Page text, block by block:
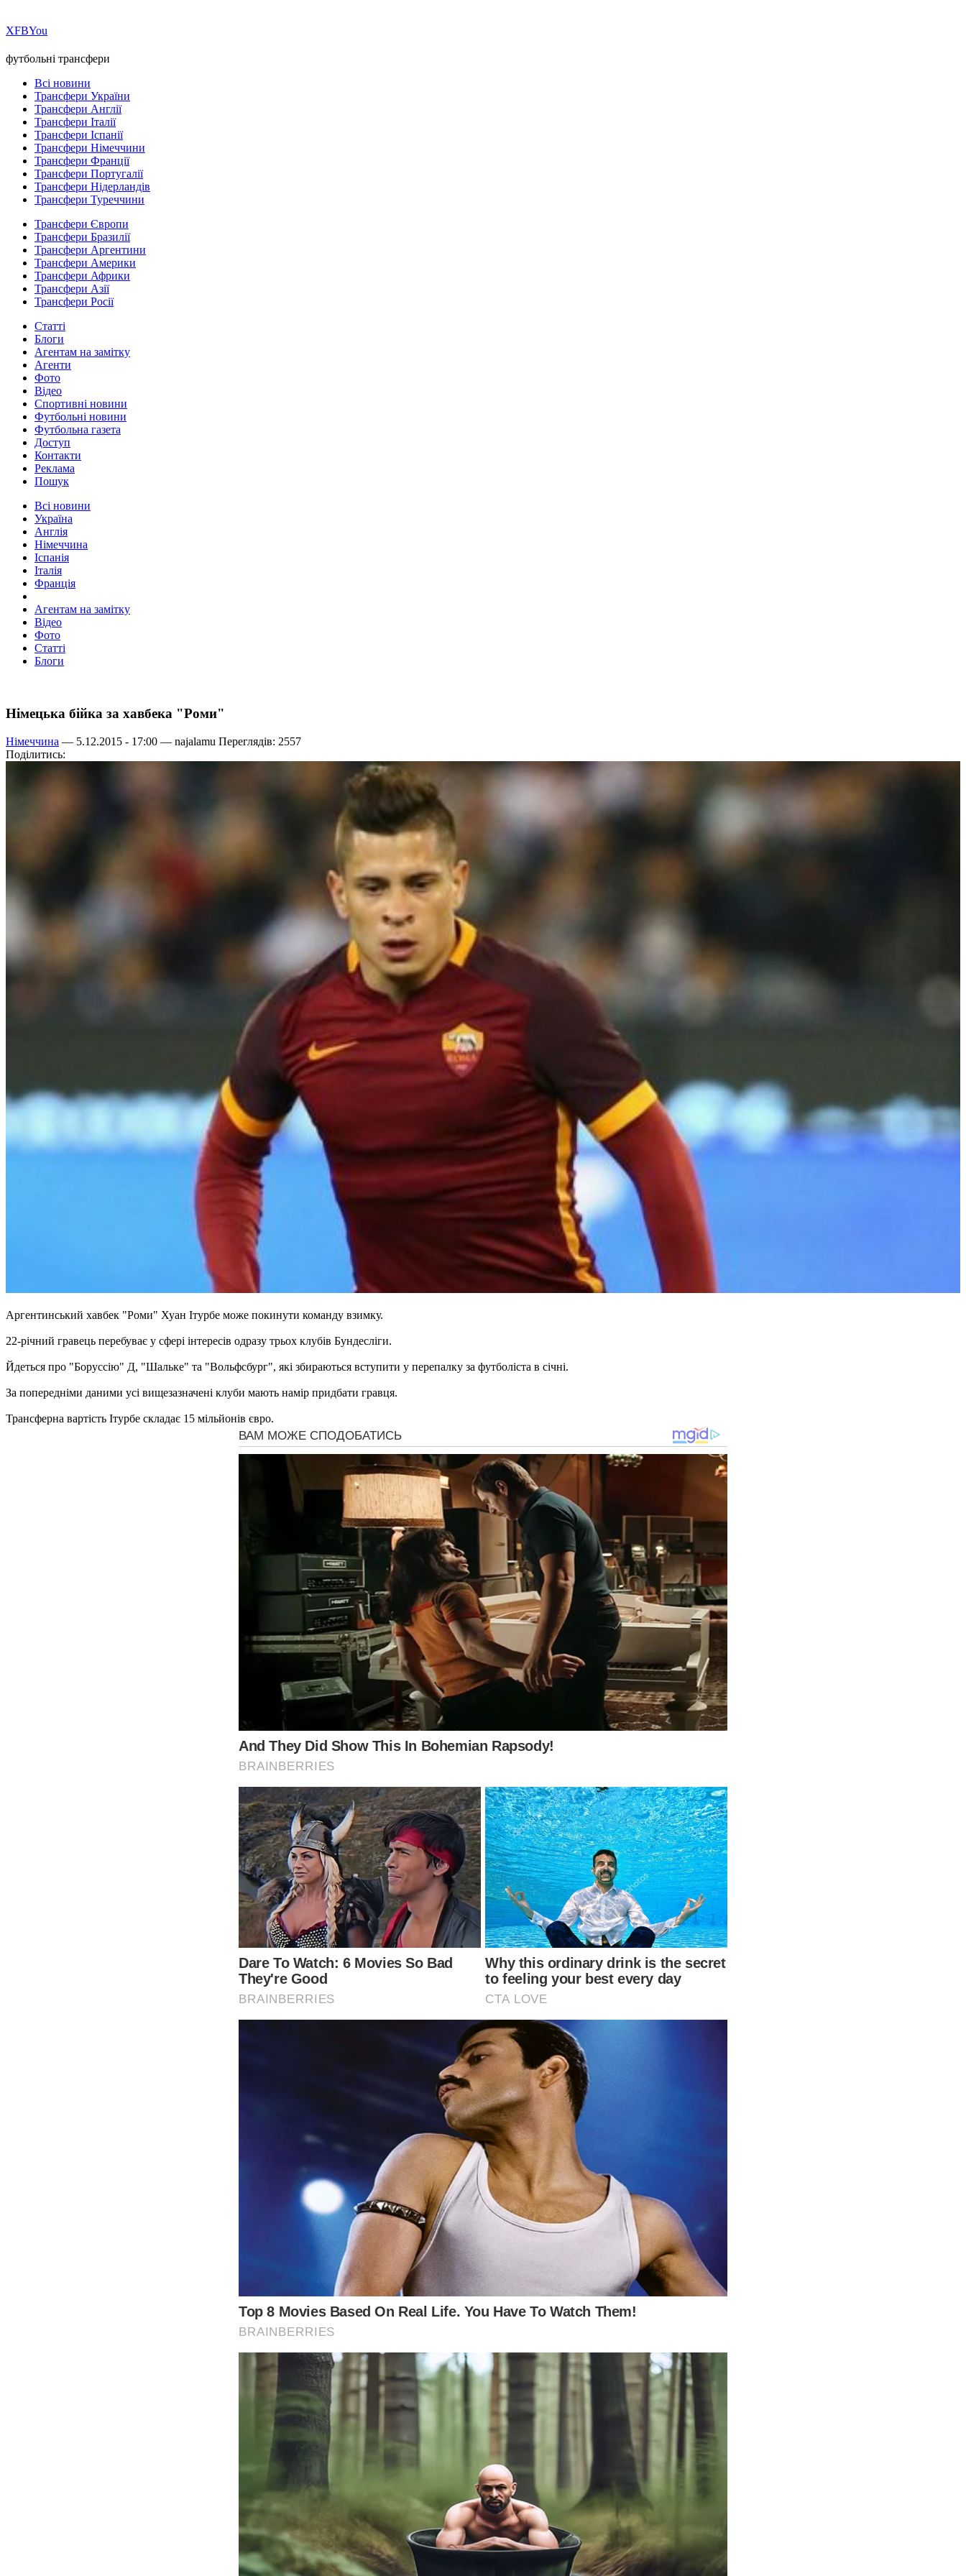
ХFBYou
футбольні трансфери
Всі новини
Трансфери України
Трансфери Англії
Трансфери Італії
Трансфери Іспанії
Трансфери Німеччини
Трансфери Франції
Трансфери Португалії
Трансфери Нідерландів
Трансфери Туреччини
Трансфери Європи
Трансфери Бразилії
Трансфери Аргентини
Трансфери Америки
Трансфери Африки
Трансфери Азії
Трансфери Росії
Статті
Блоги
Агентам на замітку
Агенти
Фото
Відео
Спортивні новини
Футбольні новини
Футбольна газета
Доступ
Контакти
Реклама
Пошук
Всі новини
Україна
Англія
Німеччина
Іспанія
Італія
Франція
Агентам на замітку
Відео
Фото
Статті
Блоги
Німецька бійка за хавбека "Роми"
Німеччина — 5.12.2015 - 17:00 — najalamu Переглядів: 2557
Поділитись:
Аргентинський хавбек "Роми" Хуан Ітурбе може покинути команду взимку.
22-річний гравець перебуває у сфері інтересів одразу трьох клубів Бундесліги.
Йдеться про "Боруссію" Д, "Шальке" та "Вольфсбург", які збираються вступити у перепалку за футболіста в січні.
За попередніми даними усі вищезазначені клуби мають намір придбати гравця.
Трансферна вартість Ітурбе складає 15 мільйонів євро.